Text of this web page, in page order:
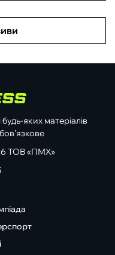
яких матеріалів
ТОВ «ПМХ»